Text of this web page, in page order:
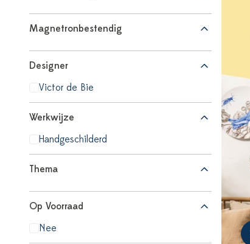
Magnetronbestendig
Designer
Victor de Bie
Werkwijze
Handgeschilderd
Thema
Op Voorraad
Nee